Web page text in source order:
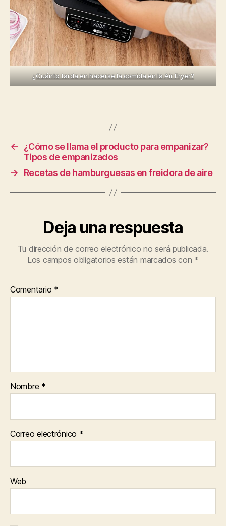
¿Cuánto tarda en hacerse la comida en la Air Fryer?
←
¿Cómo se llama el producto para empanizar?
Tipos de empanizados
→
Recetas de hamburguesas en freidora de aire
Deja una respuesta
Tu dirección de correo electrónico no será publicada.
Los campos obligatorios están marcados con *
Comentario *
Nombre *
Correo electrónico *
Web